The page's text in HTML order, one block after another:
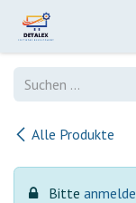
Zum Inhalt springen
Alle Produkte
Bitte